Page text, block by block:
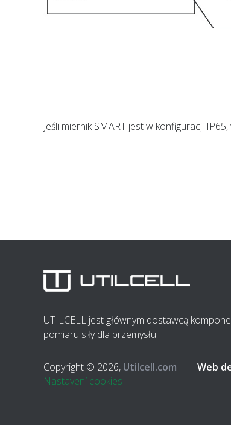
Jeśli miernik SMART jest w konfiguracji
UTILCELL jest głównym dostawcą
pomiaru siły dla przemysłu.
Copyright © 2026, Utilcell.com Web
Nastavení cookies